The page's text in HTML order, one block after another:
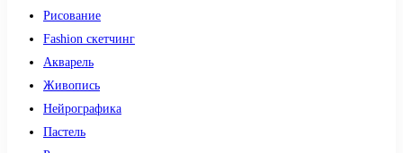
Рисование
Fashion скетчинг
Акварель
Живопись
Нейрографика
Пастель